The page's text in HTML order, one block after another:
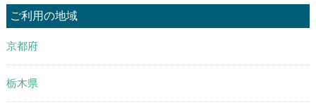
ご利用の地域
京都府
栃木県